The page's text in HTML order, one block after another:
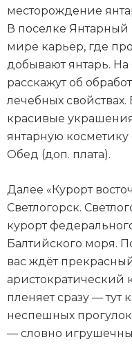
месторождение
В поселке
мире карьер, где
добывают янтарь.
расскажут об
лечебных
красивые
янтарную
Обед (доп. плата).
Далее «Курорт
Светлогорск.
курорт
Балтийского моря.
вас ждёт
аристократический
пленяет сразу — тут
неспешных
— словно